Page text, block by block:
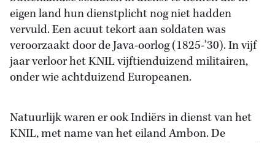
eigen land hun dienstplicht nog niet hadden
vervuld. Een acuut tekort aan soldaten was
veroorzaakt door de Java-oorlog (1825-’30). In vijf
jaar verloor het KNIL vijftienduizend militairen,
onder wie achtduizend Europeanen.
Natuurlijk waren er ook Indiërs in dienst van het
KNIL, met name van het eiland Ambon. De